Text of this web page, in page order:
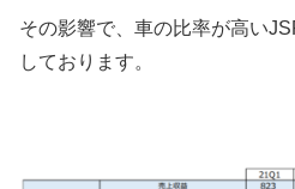
その影響で、車の比率が高い
しております。